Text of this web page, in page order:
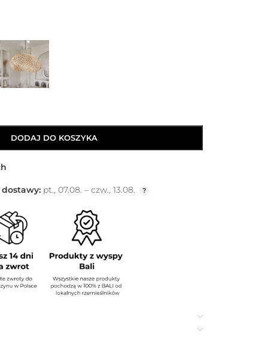
DODAJ DO KOSZYKA
pt., 07.08. – czw., 13.08.